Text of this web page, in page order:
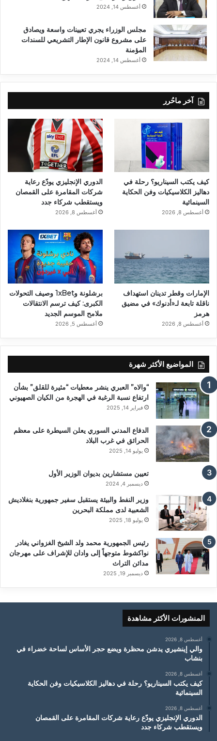
أغسطس 14, 2024
مجلس الوزراء يجري تعيينات واسعة ويصادق
على مشروع قانون الإطار التشريعي للسندات
المؤمنة
أغسطس 14, 2024
آخر ماحُرر
كيف يكتب السيناريو؟ رحلة في
دهاليز الكلاسيكيات وفن الحكاية
السينمائية
أغسطس 8, 2026
الدوري الإنجليزي يودّع رعاية
شركات المقامرة على القمصان
ويستقطب شركاء جدد
أغسطس 8, 2026
الإمارات وقطر تدينان استهداف
ناقلة تابعة لـ«أدنوك» في مضيق
هرمز
أغسطس 8, 2026
برشلونة و1xBet وصيف التحولات
الكبرى: كيف ترسم الانتقالات
ملامح الموسم الجديد
أغسطس 5, 2026
المواضيع الأكثر شهرة
“والاه” العبري ينشر معطيات “مثيرة للقلق” بشأن
ارتفاع نسبة الرغبة في الهجرة من الكيان الصهيوني
فبراير 14, 2025
الدفاع المدني السوري يعلن السيطرة على معظم
الحرائق في غرب البلاد
يوليو 14, 2025
تعيين مستشارين بديوان الوزير الأول
ديسمبر 4, 2024
وزير النفط والبيئة يستقبل سفير جمهورية بنغلاديش
الشعبية لدى مملكة البحرين
يوليو 18, 2025
رئيس الجمهورية محمد ولد الشيخ الغزواني يغادر
نواكشوط متوجهاً إلى وادان للإشراف على مهرجان
مدائن التراث
ديسمبر 19, 2025
المنشورات الأكثر مشاهدة
أغسطس 8, 2026
والي إينشيري يدشن محظرة ويضع حجر الأساس لساحة خضراء في
بنشاب
أغسطس 8, 2026
كيف يكتب السيناريو؟ رحلة في دهاليز الكلاسيكيات وفن الحكاية
السينمائية
أغسطس 8, 2026
الدوري الإنجليزي يودّع رعاية شركات المقامرة على القمصان
ويستقطب شركاء جدد